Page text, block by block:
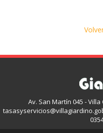
Av. San Martín 045 -